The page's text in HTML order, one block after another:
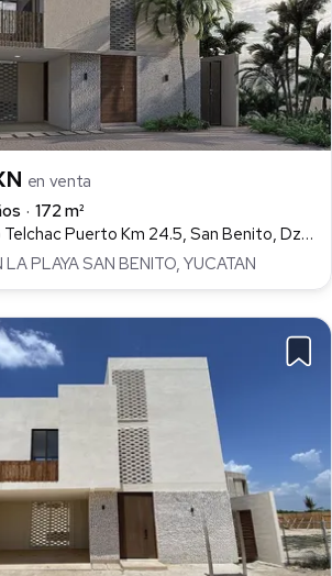
en venta
172 m²
Carretera Progreso Telchac Puerto Km 24.5, San Benito, Dzemul
PLAYA SAN BENITO, YUCATAN